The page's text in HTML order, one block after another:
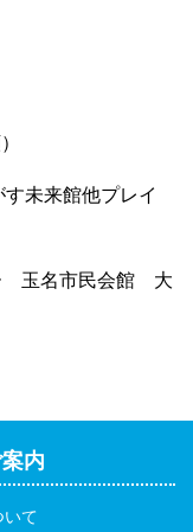
未来館他プレイ
玉名市民会館 大
内
いて